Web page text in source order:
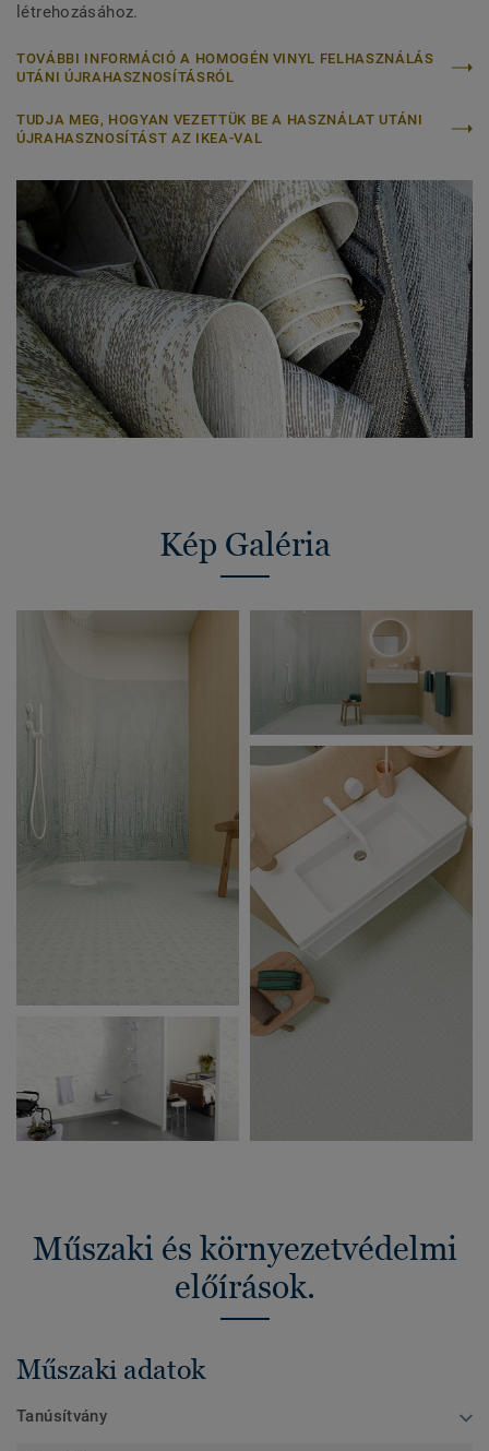
létrehozásához.
TOVÁBBI INFORMÁCIÓ A HOMOGÉN VINYL FELHASZNÁLÁS
UTÁNI ÚJRAHASZNOSÍTÁSRÓL
TUDJA MEG, HOGYAN VEZETTÜK BE A HASZNÁLAT UTÁNI
ÚJRAHASZNOSÍTÁST AZ IKEA-VAL
Kép Galéria
Műszaki és környezetvédelmi
előírások.
Műszaki adatok
Tanúsítvány